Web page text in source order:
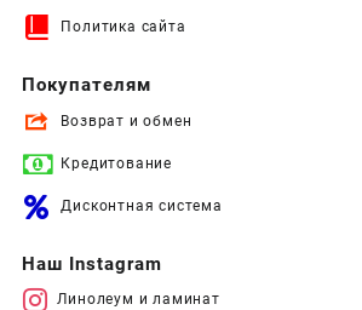
Политика сайта
Покупателям
Возврат и обмен
Кредитование
Дисконтная система
Наш Instagram
Линолеум и ламинат